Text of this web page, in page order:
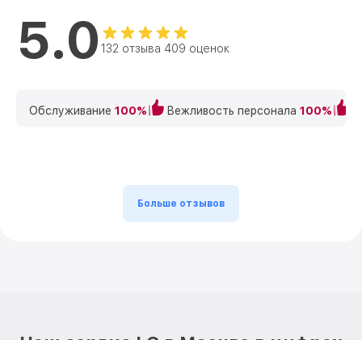
5.0 132 отзыва 409 оценок
Обслуживание 100% Вежливость персонала 100%
Больше отзывов